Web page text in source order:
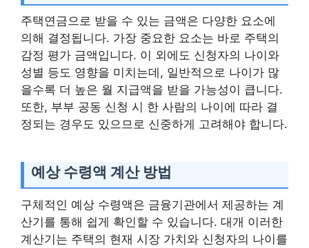
주택연금으로 받을 수 있는 금액은 다양한 요소에
의해 결정됩니다. 가장 중요한 요소는 바로 주택의
감정 평가 금액입니다. 이 외에도 신청자의 나이와
성별 등도 영향을 미치는데, 일반적으로 나이가 많
을수록 더 높은 월 지급액을 받을 가능성이 큽니다.
또한, 부부 공동 신청 시 한 사람의 나이에 따라 결
정되는 경우도 있으므로 신중하게 고려해야 합니다.
예상 수령액 계산 방법
구체적인 예상 수령액은 금융기관에서 제공하는 계
산기를 통해 쉽게 확인할 수 있습니다. 대개 이러한
계산기는 주택의 현재 시장 가치와 신청자의 나이를